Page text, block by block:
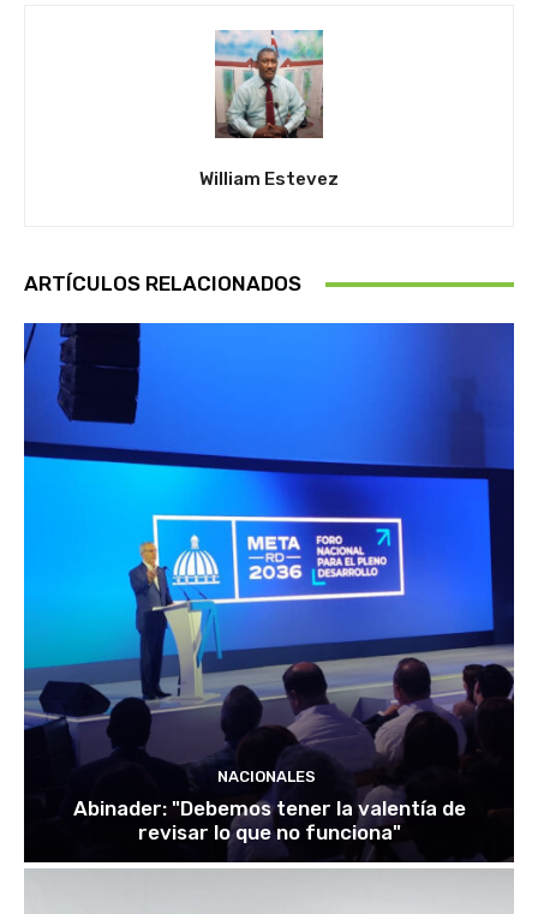
William Estevez
ARTÍCULOS RELACIONADOS
NACIONALES
Abinader: "Debemos tener la valentía de
revisar lo que no funciona"